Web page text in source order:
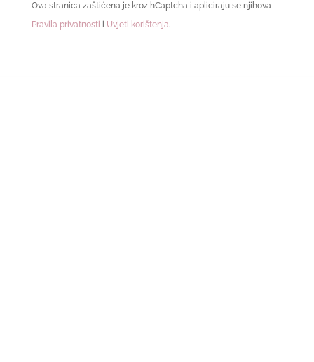
Ova stranica zaštićena je kroz hCaptcha i apliciraju se njihova
Pravila privatnosti i Uvjeti korištenja.